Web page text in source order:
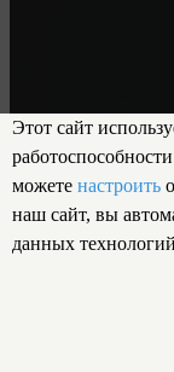
Этот сайт
можете настроить
наш сайт, вы
данных